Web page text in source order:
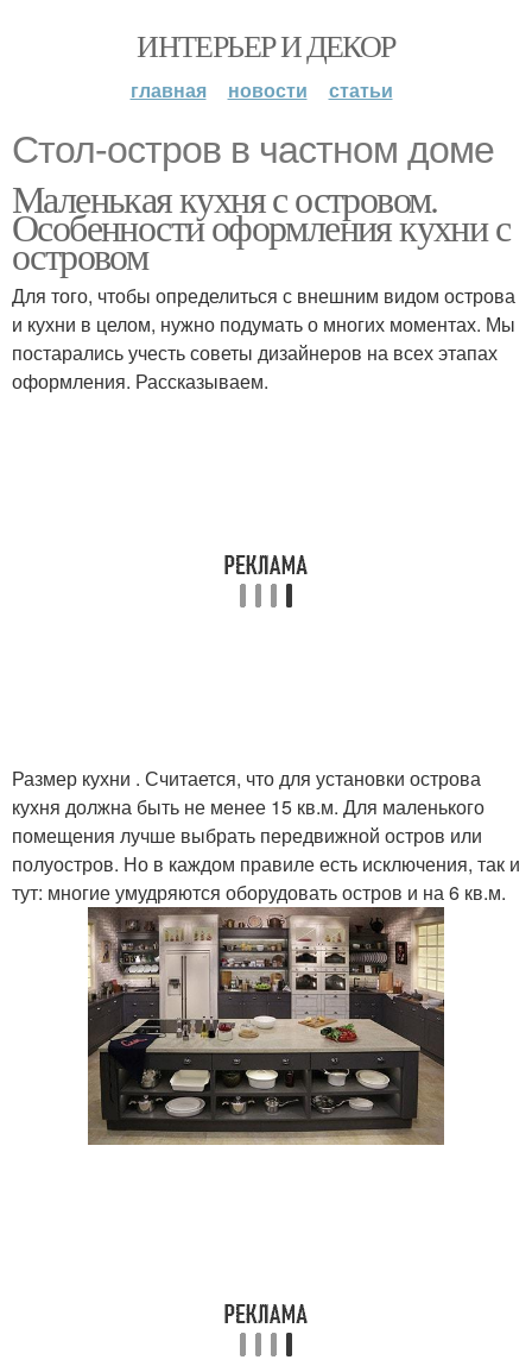
ИНТЕРЬЕР И ДЕКОР
главная новости статьи
Стол-остров в частном доме
Маленькая кухня с островом.
Особенности оформления кухни с
островом
Для того, чтобы определиться с внешним видом острова
и кухни в целом, нужно подумать о многих моментах. Мы
постарались учесть советы дизайнеров на всех этапах
оформления. Рассказываем.
Размер кухни . Считается, что для установки острова
кухня должна быть не менее 15 кв.м. Для маленького
помещения лучше выбрать передвижной остров или
полуостров. Но в каждом правиле есть исключения, так и
тут: многие умудряются оборудовать остров и на 6 кв.м.